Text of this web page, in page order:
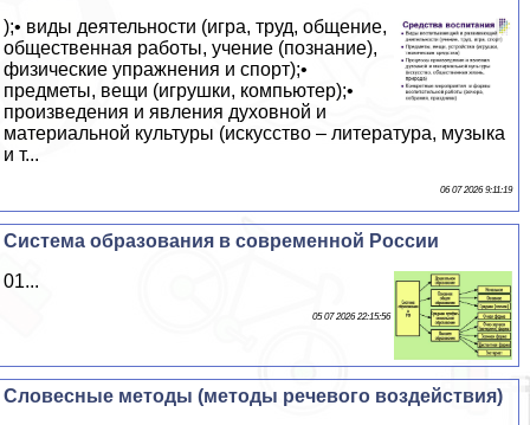
);• виды деятельности (игра, труд, общение,
общественная работы, учение (познание),
физические упражнения и спорт);•
предметы, вещи (игрушки, компьютер);•
произведения и явления духовной и
материальной культуры (искусство – литература, музыка
и т...
06 07 2026 9:11:19
Система образования в современной России
01...
05 07 2026 22:15:56
Словесные методы (методы речевого воздействия)